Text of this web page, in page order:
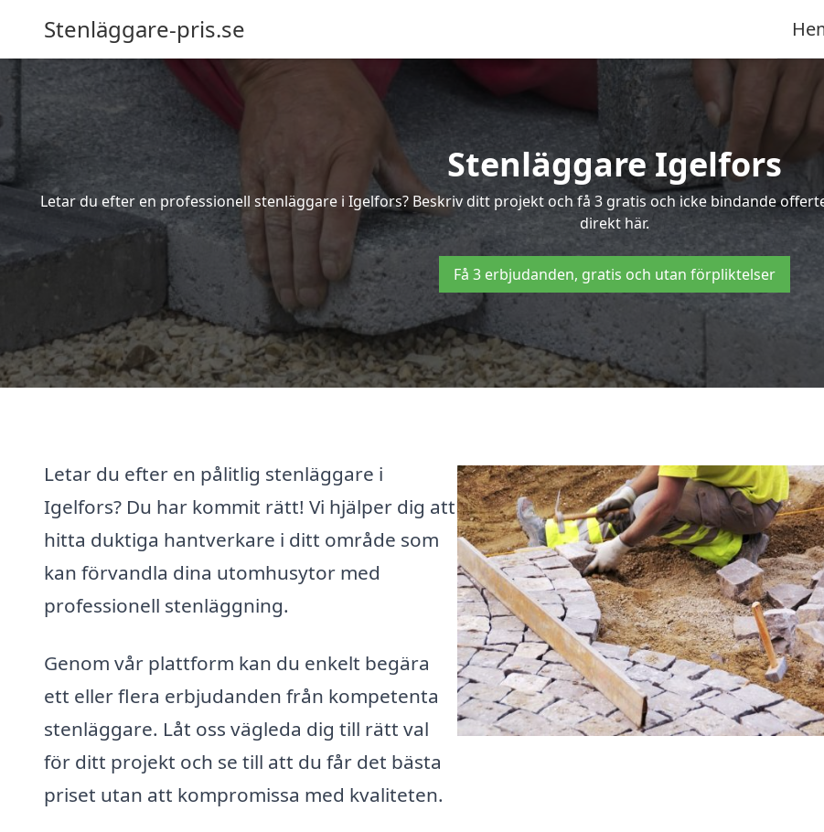
Stenläggare-pris.se
Stenläggare Igelfors
Letar du efter en professionell stenläggare i Igelfors? Beskriv ditt projekt och få 3 gratis och icke bindande
direkt här.
Få 3 erbjudanden, gratis och utan förpliktelser
Letar du efter en pålitlig stenläggare i
Igelfors? Du har kommit rätt! Vi hjälper dig att
hitta duktiga hantverkare i ditt område som
kan förvandla dina utomhusytor med
professionell stenläggning.
Genom vår plattform kan du enkelt begära
ett eller flera erbjudanden från kompetenta
stenläggare. Låt oss vägleda dig till rätt val
för ditt projekt och se till att du får det bästa
priset utan att kompromissa med kvaliteten.